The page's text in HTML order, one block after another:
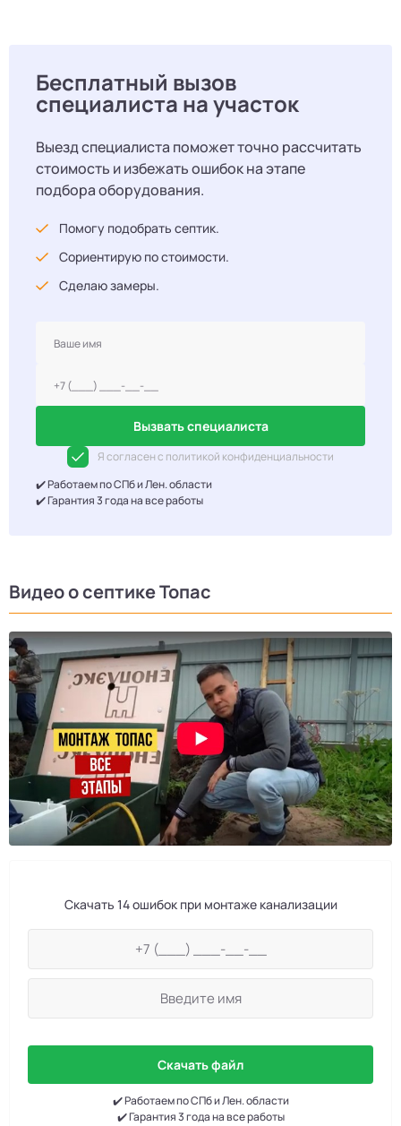
Бесплатный вызов
специалиста на участок
Выезд специалиста поможет точно рассчитать
стоимость и избежать ошибок на этапе
подбора оборудования.
Помогу подобрать септик.
Сориентирую по стоимости.
Сделаю замеры.
Вызвать специалиста
Я согласен с политикой конфиденциальности
✔️ Работаем по СПб и Лен. области
✔️ Гарантия 3 года на все работы
Видео о септике Топас
Скачать 14 ошибок при монтаже канализации
Скачать файл
✔️ Работаем по СПб и Лен. области
✔️ Гарантия 3 года на все работы